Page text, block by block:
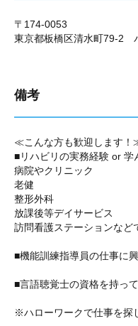
〒174-0053
東京都板橋区清水町79-2
備考
≪こんな方も歓迎します
■リハビリの実務経験 or 学
病院やクリニック
老健
整形外科
放課後等デイサービス
訪問看護ステーションなど
■機能訓練指導員の仕事に
■言語聴覚士の資格を持っ
※ハローワークで仕事を探